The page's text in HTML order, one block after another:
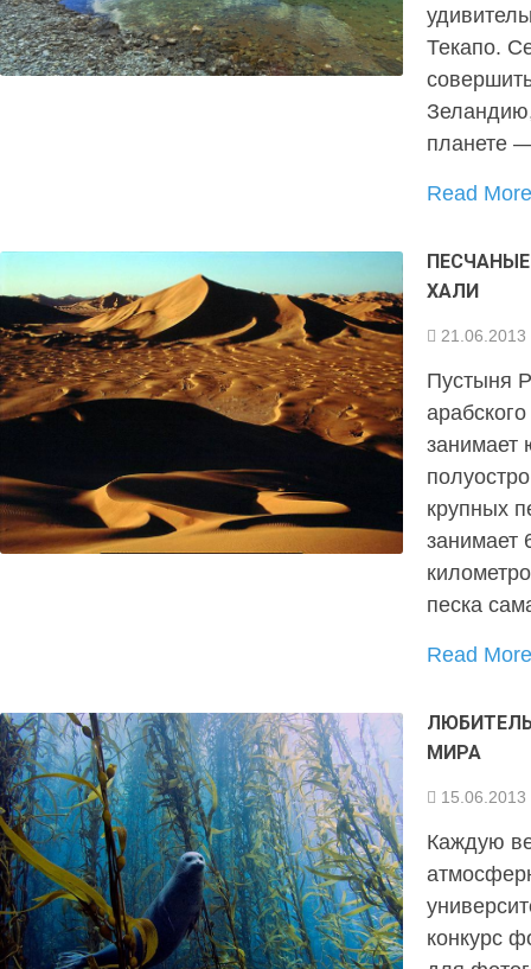
Текапо.
планете
Read
ХАЛИ
21.06.2013
Пустыня
занимает
крупных
занимает
песка
Read
МИРА
15.06.2013
Каждую
конкурс